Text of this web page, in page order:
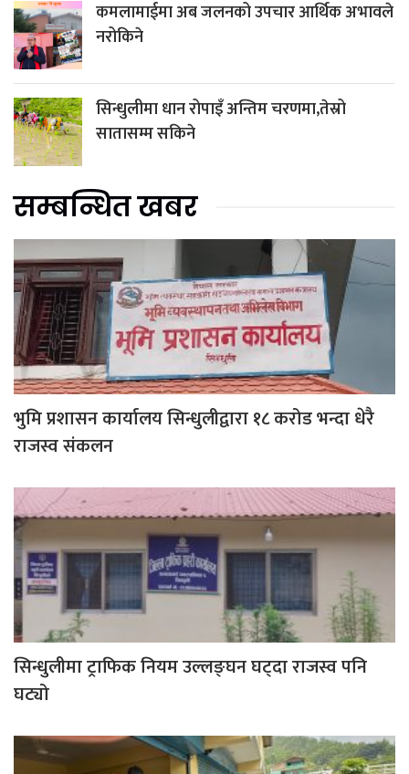
कमलामाईमा अब जलनको उपचार आर्थिक अभावले
नरोकिने
सिन्धुलीमा धान रोपाइँ अन्तिम चरणमा,तेस्रो
सातासम्म सकिने
सम्बन्धित खबर
भुमि प्रशासन कार्यालय सिन्धुलीद्वारा १८ करोड भन्दा धेरै
राजस्व संकलन
सिन्धुलीमा ट्राफिक नियम उल्लङ्घन घट्दा राजस्व पनि
घट्यो